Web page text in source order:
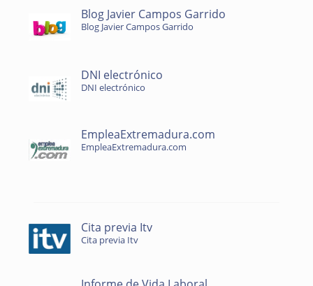
Blog Javier Campos Garrido
Blog Javier Campos Garrido
DNI electrónico
DNI electrónico
EmpleaExtremadura.com
EmpleaExtremadura.com
Cita previa Itv
Cita previa Itv